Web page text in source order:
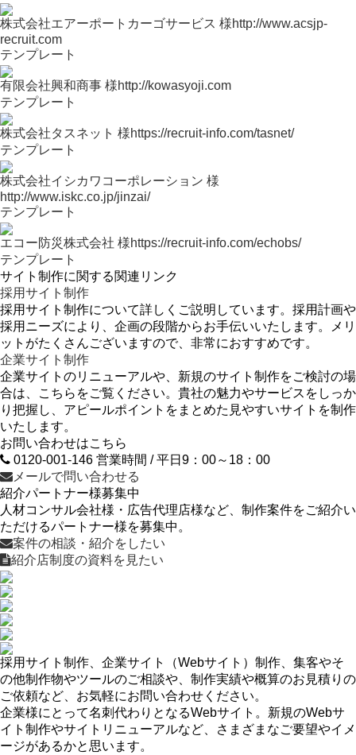
株式会社エアーポートカーゴサービス 様http://www.acsjp-
recruit.com
テンプレート
有限会社興和商事 様http://kowasyoji.com
テンプレート
株式会社タスネット 様https://recruit-info.com/tasnet/
テンプレート
株式会社イシカワコーポレーション 様
http://www.iskc.co.jp/jinzai/
テンプレート
エコー防災株式会社 様https://recruit-info.com/echobs/
テンプレート
サイト制作に関する関連リンク
採用サイト制作
採用サイト制作について詳しくご説明しています。採用計画や
採用ニーズにより、企画の段階からお手伝いいたします。メリ
ットがたくさんございますので、非常におすすめです。
企業サイト制作
企業サイトのリニューアルや、新規のサイト制作をご検討の場
合は、こちらをご覧ください。貴社の魅力やサービスをしっか
り把握し、アピールポイントをまとめた見やすいサイトを制作
いたします。
お問い合わせはこちら
0120-001-146 営業時間 / 平日9：00～18：00
メールで問い合わせる
紹介パートナー様募集中
人材コンサル会社様・広告代理店様など、制作案件をご紹介い
ただけるパートナー様を募集中。
案件の相談・紹介をしたい
紹介店制度の資料を見たい
採用サイト制作、企業サイト（Webサイト）制作、集客やそ
の他制作物やツールのご相談や、制作実績や概算のお見積りの
ご依頼など、お気軽にお問い合わせください。
企業様にとって名刺代わりとなるWebサイト。新規のWebサ
イト制作やサイトリニューアルなど、さまざまなご要望やイメ
ージがあるかと思います。